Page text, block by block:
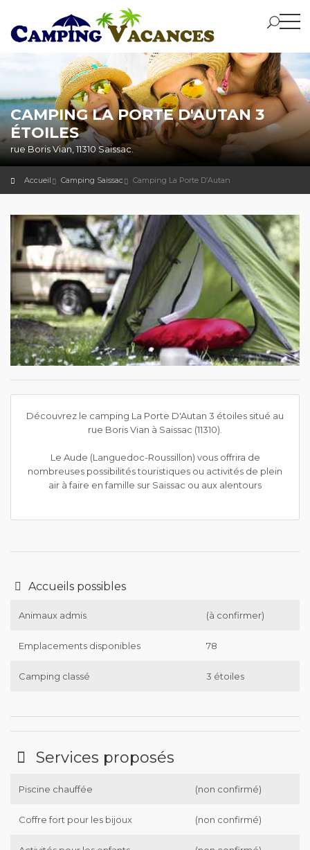
CAMPING LA PORTE D'AUTAN 3
ÉTOILES
rue Boris Vian, 11310 Saissac.
Accueil Camping Saissac Camping La Porte D’Autan
Découvrez le camping La Porte D'Autan 3 étoiles situé au
rue Boris Vian à Saissac (11310).
Le Aude (Languedoc-Roussillon) vous offrira de
nombreuses possibilités touristiques ou activités de plein
air à faire en famille sur Saissac ou aux alentours
Accueils possibles
Animaux admis (à confirmer)
Emplacements disponibles 78
Camping classé 3 étoiles
Services proposés
Piscine chauffée (non confirmé)
Coffre fort pour les bijoux (non confirmé)